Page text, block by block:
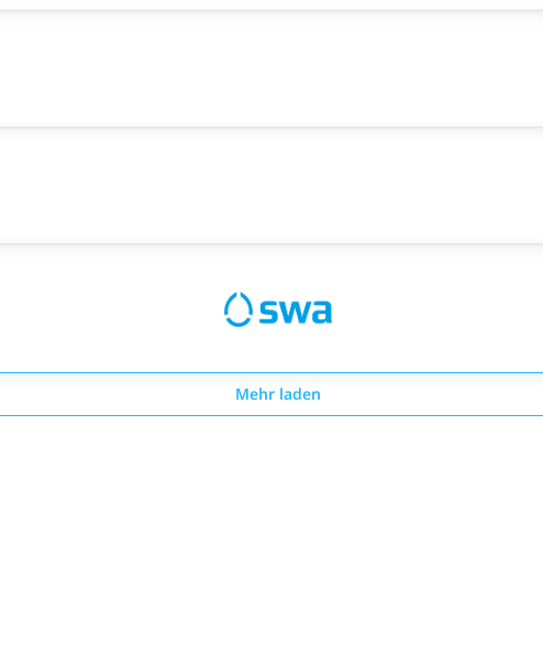
Mehr laden